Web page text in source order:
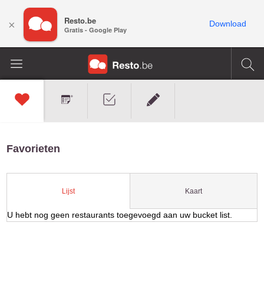
Favorieten
Lijst Kaart
U hebt nog geen restaurants toegevoegd aan uw bucket list.
× Resto.be
Gratis - Google Play
Download